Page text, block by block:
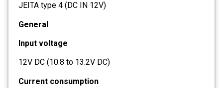
JEITA type 4 (DC IN 12V)
General
Input voltage
12V DC (10.8 to 13.2V DC)
Current consumption